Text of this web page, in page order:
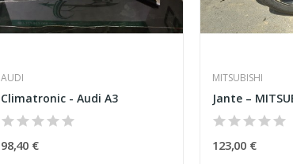
AUDI
Climatronic - Audi A3
98,40 €
MITSUBISHI
123,00 €